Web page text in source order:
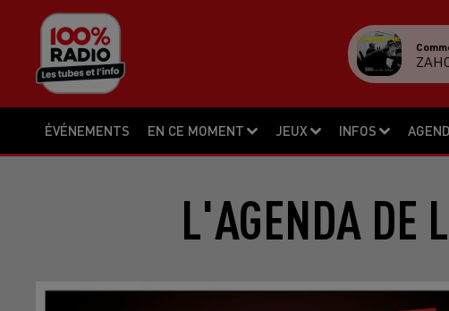
ÉVÉNEMENTS EN CE MOMENT JEUX INFOS
L'AGENDA DE